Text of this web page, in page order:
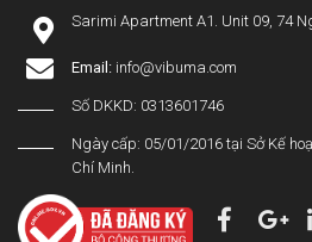
Sarimi Apartment A1. Unit 09, 74
Email: info@vibuma.com
Số DKKD: 0313601746
Ngày cấp: 05/01/2016 tại Sở Kế
Chí Minh.